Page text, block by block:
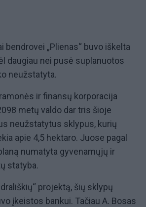
bendrovei „Plienas“ buvo iškelta
daugiau nei pusė suplanuotos
neužstatyta.
ir finansų korporacija
metų valdo dar tris šioje
neužstatytus sklypus, kurių
apie 4,5 hektaro. Juose pagal
numatyta gyvenamųjų ir
statyba.
projektą, šių sklypų
įkeistos bankui. Tačiau A. Bosas